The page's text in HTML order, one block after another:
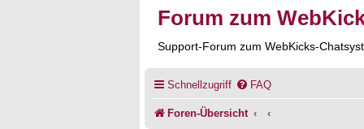
Forum zum
Support-Forum zum WebKicks-
Schnellzugriff FAQ
Foren-Übersicht